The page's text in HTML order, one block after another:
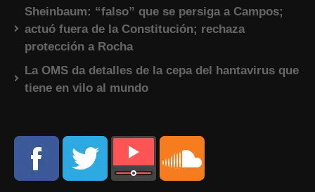
Sheinbaum: “falso” que se persiga a Campos;
actuó fuera de la Constitución; rechaza
protección a Rocha
La OMS da detalles de la cepa del hantavirus que
tiene en vilo al mundo